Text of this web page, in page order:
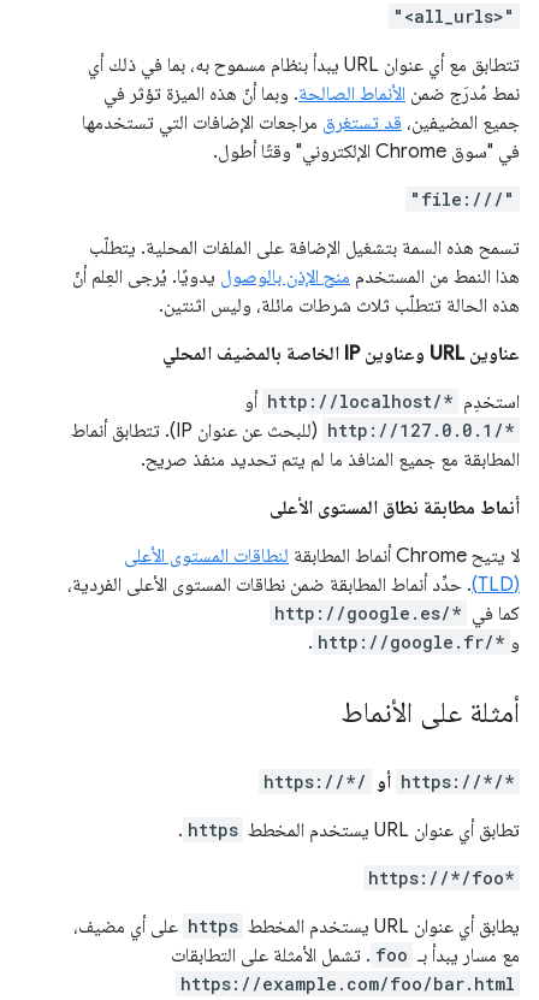
"<all_urls>"
تتطابق مع أي عنوان URL يبدأ بنظام مسموح به، بما في ذلك أي
نمط مُدرَج ضمن الأنماط الصالحة. وبما أنّ هذه الميزة تؤثر في
جميع المضيفين، قد تستغرق مراجعات الإضافات التي تستخدمها
في "سوق Chrome الإلكتروني" وقتًا أطول.
"file:///"
تسمح هذه السمة بتشغيل الإضافة على الملفات المحلية. يتطلّب
هذا النمط من المستخدم منح الإذن بالوصول يدويًا. يُرجى العِلم أنّ
هذه الحالة تتطلّب ثلاث شرطات مائلة، وليس اثنتين.
عناوين URL وعناوين IP الخاصة بالمضيف المحلي
استخدِم http://localhost/* أو
http://127.0.0.1/*
(للبحث عن عنوان IP). تتطابق أنماط
المطابقة مع جميع المنافذ ما لم يتم تحديد منفذ صريح.
أنماط مطابقة نطاق المستوى الأعلى
لا يتيح Chrome أنماط المطابقة
لنطاقات المستوى الأعلى
(TLD)
. حدِّد أنماط المطابقة ضمن نطاقات المستوى الأعلى الفردية،
كما في http://google.es/*
و http://google.fr/*
.
أمثلة على الأنماط
https://*/* أو https://*/
تطابق أي عنوان URL يستخدم المخطط https
.
https://*/foo*
يطابق أي عنوان URL يستخدم المخطط https على أي مضيف،
مع مسار يبدأ بـ foo . تشمل الأمثلة على التطابقات
https://example.com/foo/bar.html